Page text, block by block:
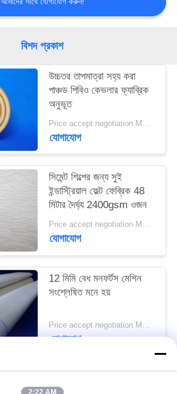
বিশদ প্রকাশ
উচ্চতর তাপমাত্রা সহ্য করা
পাঞ্চড পিবিও কেভলার ফ্যাব্রিক
অনুভূত
Price accept negotiation MOQ:1 বর্গ মিটার
যোগাযোগ
সিমেন্ট শিল্পের জন্য সুই
ইন্ডাস্ট্রিয়াল ফেল্ট ফেব্রিক 48
মিটার দৈর্ঘ্য 2400gsm ওজন
Price accept negotiation MOQ:এক পিসি
যোগাযোগ
12 মিমি বেধ মনফর্টস মেশিন
সংশ্লেষিত মনে হয়
Price accept negotiation MOQ:1 টুকরা
যোগাযোগ
2:22 AM